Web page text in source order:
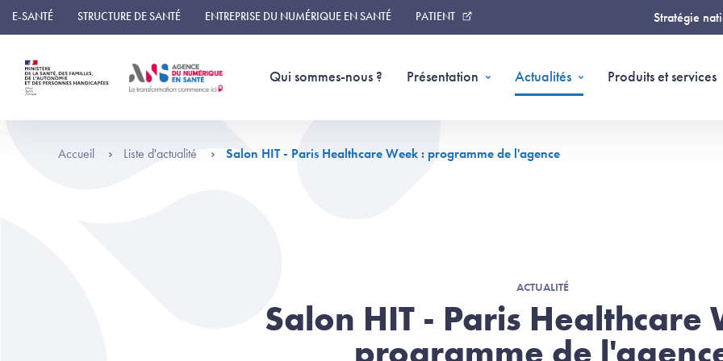
Panneau de gestion des cookies
E-SANTÉ STRUCTURE DE SANTÉ ENTREPRISE DU NUMÉRIQUE EN SANTÉ PATIENT Stratégie
Qui sommes-nous ? Présentation Actualités Produits et services
Accueil Liste d'actualité Salon HIT - Paris Healthcare Week : programme de l'agence
ACTUALITÉ
Salon HIT - Paris Healthcare